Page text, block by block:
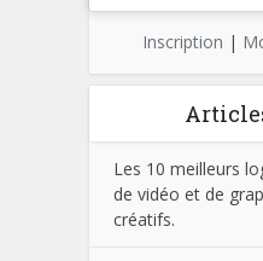
Inscription |
Les 10 meilleurs
de vidéo et de
créatifs.